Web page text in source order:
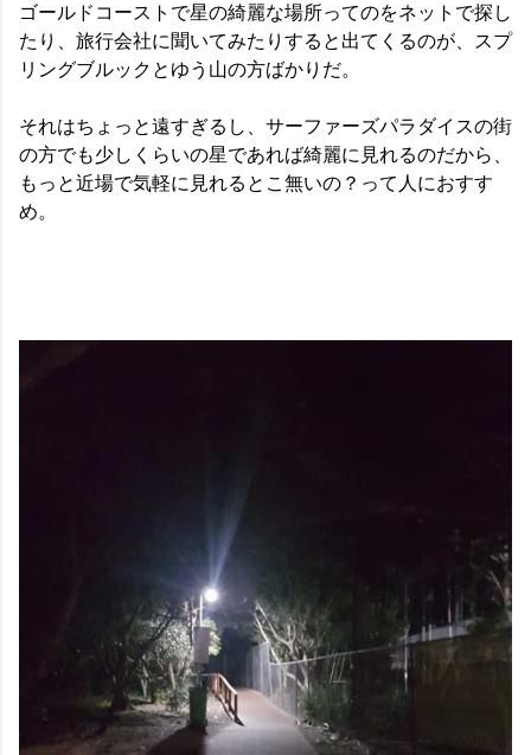
ゴールドコーストで星の綺麗な場所ってのをネットで探し
たり、旅行会社に聞いてみたりすると出てくるのが、スプ
リングブルックとゆう山の方ばかりだ。
それはちょっと遠すぎるし、サーファーズパラダイスの街
の方でも少しくらいの星であれば綺麗に見れるのだから、
もっと近場で気軽に見れるとこ無いの？って人におすす
め。